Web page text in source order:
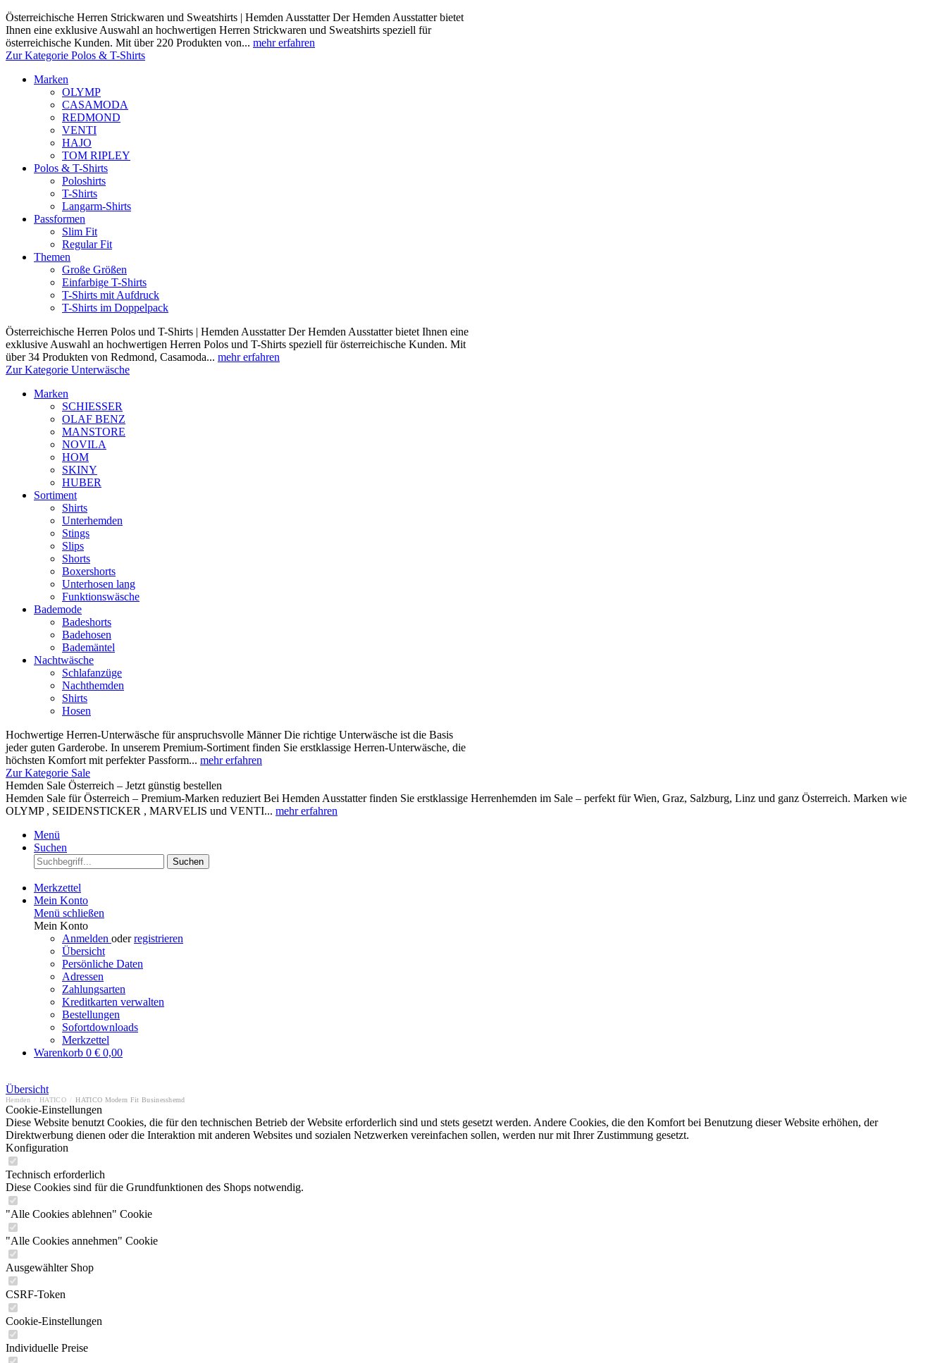
Österreichische Herren Strickwaren und Sweatshirts | Hemden Ausstatter Der Hemden Ausstatter bietet
Ihnen eine exklusive Auswahl an hochwertigen Herren Strickwaren und Sweatshirts speziell für
österreichische Kunden. Mit über 220 Produkten von... mehr erfahren
Zur Kategorie Polos & T-Shirts
Marken
OLYMP
CASAMODA
REDMOND
VENTI
HAJO
TOM RIPLEY
Polos & T-Shirts
Poloshirts
T-Shirts
Langarm-Shirts
Passformen
Slim Fit
Regular Fit
Themen
Große Größen
Einfarbige T-Shirts
T-Shirts mit Aufdruck
T-Shirts im Doppelpack
Österreichische Herren Polos und T-Shirts | Hemden Ausstatter Der Hemden Ausstatter bietet Ihnen eine
exklusive Auswahl an hochwertigen Herren Polos und T-Shirts speziell für österreichische Kunden. Mit
über 34 Produkten von Redmond, Casamoda... mehr erfahren
Zur Kategorie Unterwäsche
Marken
SCHIESSER
OLAF BENZ
MANSTORE
NOVILA
HOM
SKINY
HUBER
Sortiment
Shirts
Unterhemden
Stings
Slips
Shorts
Boxershorts
Unterhosen lang
Funktionswäsche
Bademode
Badeshorts
Badehosen
Bademäntel
Nachtwäsche
Schlafanzüge
Nachthemden
Shirts
Hosen
Hochwertige Herren-Unterwäsche für anspruchsvolle Männer Die richtige Unterwäsche ist die Basis
jeder guten Garderobe. In unserem Premium-Sortiment finden Sie erstklassige Herren-Unterwäsche, die
höchsten Komfort mit perfekter Passform... mehr erfahren
Zur Kategorie Sale
Hemden Sale Österreich – Jetzt günstig bestellen
Hemden Sale für Österreich – Premium-Marken reduziert Bei Hemden Ausstatter finden Sie erstklassige Herrenhemden im Sale – perfekt für Wien, Graz, Salzburg, Linz und ganz Österreich. Marken wie
OLYMP , SEIDENSTICKER , MARVELIS und VENTI... mehr erfahren
Menü
Suchen
Suchen
Merkzettel
Mein Konto
Menü schließen
Mein Konto
Anmelden oderregistrieren
Übersicht
Persönliche Daten
Adressen
Zahlungsarten
Kreditkarten verwalten
Bestellungen
Sofortdownloads
Merkzettel
Warenkorb 0 € 0,00
Übersicht
Hemden HATICO HATICO Modern Fit Businesshemd
Cookie-Einstellungen
Diese Website benutzt Cookies, die für den technischen Betrieb der Website erforderlich sind und stets gesetzt werden. Andere Cookies, die den Komfort bei Benutzung dieser Website erhöhen, der
Direktwerbung dienen oder die Interaktion mit anderen Websites und sozialen Netzwerken vereinfachen sollen, werden nur mit Ihrer Zustimmung gesetzt.
Konfiguration
Technisch erforderlich
Diese Cookies sind für die Grundfunktionen des Shops notwendig.
"Alle Cookies ablehnen" Cookie
"Alle Cookies annehmen" Cookie
Ausgewählter Shop
CSRF-Token
Cookie-Einstellungen
Individuelle Preise